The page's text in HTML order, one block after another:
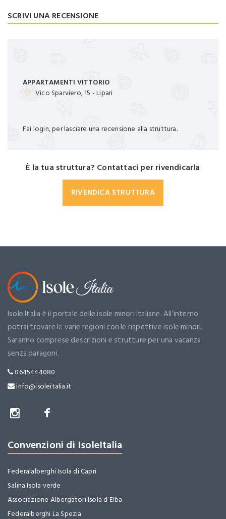
SCRIVI UNA RECENSIONE
APPARTAMENTI VITTORIO
Vico Sparviero, 15 - Lipari
Fai login, per lasciare una recensione alla struttura.
È la tua struttura? Contattaci per rivendicarla
RIVENDICA STRUTTURA
Isole Italia è il portale delle isole minori italiane. All’interno
potrai trovare le varie regioni con le rispettive isole minori.
Saranno comprese descrizioni e strutture per una vacanza
senza paragoni.
0645444080
info@isoleitalia.it
Convenzioni di IsoleItalia
Federalalberghi Isola di Capri
Salina Isola verde
Associazione Albergatori Isola d’Elba
Federalberghi La Spezia